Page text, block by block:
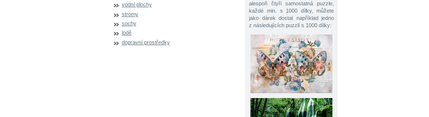
vodní plochy
stromy
sochy
lodě
dopravní prostředky
alespoň čtyři samostatná puzzle,
každé min. s 1000 dílky, můžete
jako dárek dostat například jedno
z následujících puzzlí s 1000 dílky: